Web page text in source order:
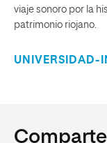
viaje sonoro por la
patrimonio riojano.
UNIVERSIDAD-